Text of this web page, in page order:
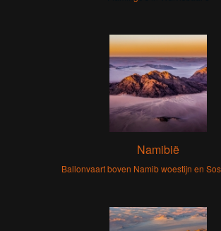
Namibië
Ballonvaart boven Namib woestijn en